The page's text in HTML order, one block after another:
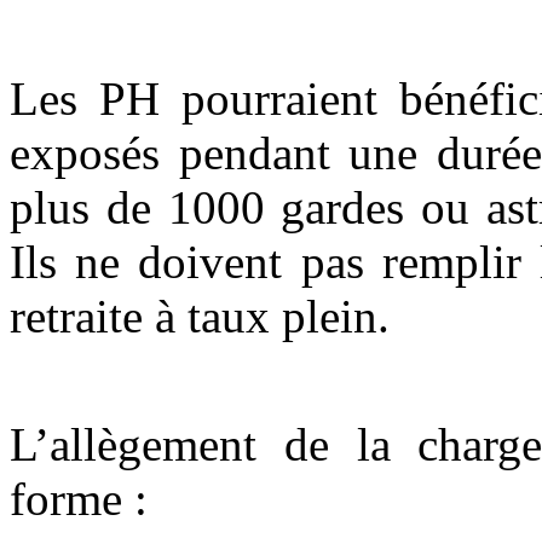
Les PH pourraient
exposés pendant une
plus de 1000 gardes ou
Ils ne doivent pas
retraite à taux plein.
L’allègement de la
forme :